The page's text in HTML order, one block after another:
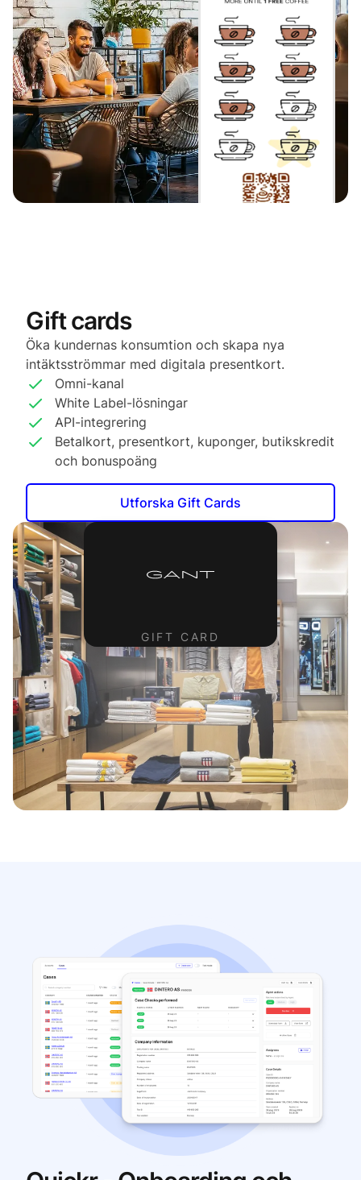
Gift cards
Öka kundernas konsumtion och skapa nya
intäktsströmmar med digitala presentkort.
Omni-kanal
White Label-lösningar
API-integrering
Betalkort, presentkort, kuponger, butikskredit
och bonuspoäng
Utforska Gift Cards
GIFT CARD